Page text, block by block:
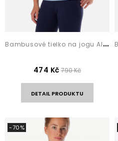
B
ambusové tielko na jogu Alisha Light Blue
474 Kč 790 Kč
DETAIL PRODUKTU
-70%